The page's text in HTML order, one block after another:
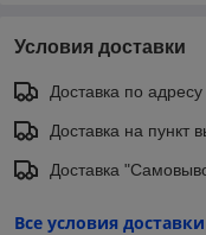
Условия доставки
Доставка по адресу
Доставка на пункт
Доставка
Все условия доставки